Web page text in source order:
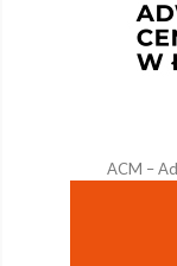
ACM –